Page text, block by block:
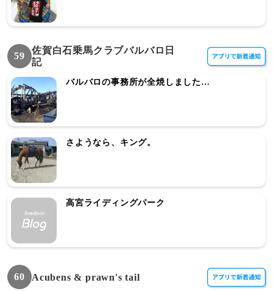
59
佐賀白石乗馬クラブバルバロ日
記
バルバロの事務所が全焼しました…
さようなら、キング。
高宮ライディングパーク
60 Acubens & prawn's tail